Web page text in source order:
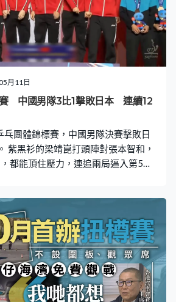
戶上隼輔領先兩局被追近，反手推
比9，局數贏3比1。中國場數3比0
即使小組賽兩度失利，中國用實力
，第24次捧走錦標，26歲生日的王楚
月11日
中國男隊3比1擊敗日本 連續12
乓團體錦標賽，中國男隊決賽擊敗日
紫黑衫的梁靖崑打頭陣對張本智和，
都能頂住壓力，連追兩局逼入第5
10、11比2、11比9，局數3比1，大
詩棟領先兩局，被戶上隼輔追近，第
贏3比1。中國直落三場擊敗日本，